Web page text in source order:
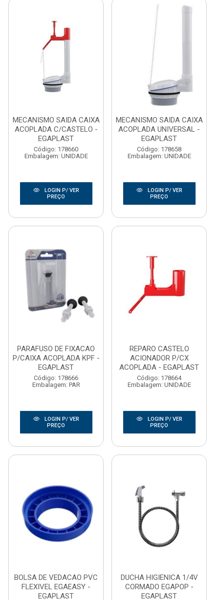
MECANISMO SAIDA CAIXA
ACOPLADA C/CASTELO -
EGAPLAST
Código: 178660
Embalagem: UNIDADE
LOGIN P/ VER
PREÇO
MECANISMO SAIDA CAIXA
ACOPLADA UNIVERSAL -
EGAPLAST
Código: 178658
Embalagem: UNIDADE
LOGIN P/ VER
PREÇO
PARAFUSO DE FIXACAO
P/CAIXA ACOPLADA KPF -
EGAPLAST
Código: 178666
Embalagem: PAR
LOGIN P/ VER
PREÇO
REPARO CASTELO
ACIONADOR P/CX
ACOPLADA - EGAPLAST
Código: 178664
Embalagem: UNIDADE
LOGIN P/ VER
PREÇO
BOLSA DE VEDACAO PVC
FLEXIVEL EGAEASY -
EGAPLAST
DUCHA HIGIENICA 1/4V
CORMADO EGAPOP -
EGAPLAST